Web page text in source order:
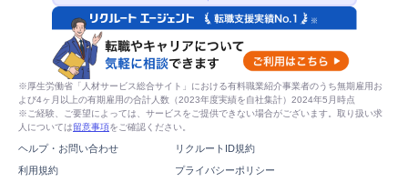
※厚生労働省「人材サービス総合サイト」における有料職業紹介事業者のうち無期雇用お
よび4ヶ月以上の有期雇用の合計人数（2023年度実績を自社集計）2024年5月時点
※ご経験、ご要望によっては、サービスをご提供できない場合がございます。取り扱い求
人については留意事項をご確認ください。
ヘルプ・お問い合わせ
リクルートID規約
利用規約
プライバシーポリシー